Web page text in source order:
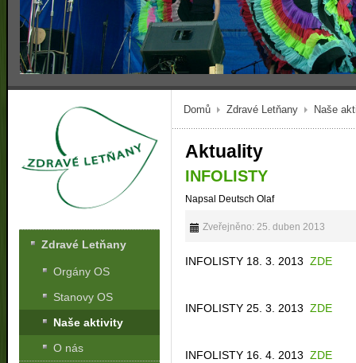
Domů Zdravé Letňany Naše
Aktuality
INFOLISTY
Napsal Deutsch Olaf
Zveřejněno: 25. duben 2013
INFOLISTY 18. 3. 2013ZDE
INFOLISTY 25. 3. 2013ZDE
INFOLISTY 16. 4. 2013ZDE
Zdravé Letňany
Orgány OS
Stanovy OS
Naše aktivity
O nás